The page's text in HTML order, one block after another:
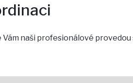
Vám naši profesionálové